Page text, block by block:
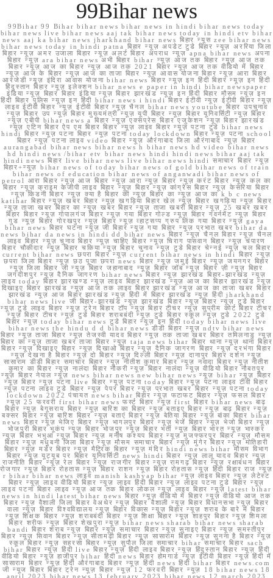
99Bihar news
99Bihar 99 Bihar bihar news bihar news in hindi bihar news today
bihar news live bihar news aaj tak bihar news today in hindi etv bihar
news aaj ka bihar news jharkhand bihar news बिहार न्यूस zee bihar news
bihar news today in hindi patna बिहार न्यूज़ अपडेट टुडे बिहार न्यूज़ अररिया जिला
बिहार न्यूज़ अमर उजाला बिहार न्यूज़ अलर्ट बिहार अपराध न्यूज़ apna bihar news अपना
बिहार न्यूज़ ara bihar news अभी बिहार bihar न्यूज़ आज तक बिहार न्यूज़ आज तक
बिहार न्यूज़ आज का बिहार न्यूज़ आज तक 2021 बिहार न्यूज़ आज तक वीडियो में बिहार
न्यूज़ आज के बिहार न्यूज़ आज का ताजा बिहार न्यूज़ आवास योजना बिहार न्यूज़ आरा बिहार
आरजेडी न्यूज़ इंदिरा आवास योजना bihar news बिहार न्यूज़ इन हिंदी बिहार न्यूज़ इन हिंदी
हिंदुस्तान बिहार न्यूज़ इलेक्शन bihar news e paper in hindi bihar newspaper
इंडिया न्यूज़ बिहार बिहार इंडिया न्यूज़ बिहार झारखंड न्यूज़ इन हिंदी बिहार मौसम न्यूज़ इन
हिंदी बिहार पुलिस न्यूज़ इन हिंदी bihar news i hindi बिहार ईटीवी न्यूज़ ईटीवी बिहार न्यूज़
लाइव ईटीवी बिहार न्यूज़ ईटीवी बिहार न्यूज़ चैनल bihar news youtube बिहार उपचुनाव
न्यूज़ बिहार उप न्यूज़ बिहार मुख्यमंत्री न्यूज़ यूपी बिहार न्यूज़ बिहार यूनिवर्सिटी न्यूज़ बिहार
न्यूज़ एबीपी bihar news a बिहार न्यूज़ एक्सप्रेस बिहार एजुकेशन न्यूज़ बिहार झारखंड
न्यूज़ एटिन बिहार ऐप एम बिहार बिहार न्यूज़ लाइव बिहार न्यूज़ पटना टुडे bihar news
hindi बिहार न्यूज़ पटना बिहार न्यूज़ पटना today lockdown बिहार न्यूज़ पटना school
बिहार न्यूज़ पटना लाइव video बिहार न्यूज़ औरंगाबाद जिला औरंगाबाद न्यूज़ बिहार
aurangabad bihar news bihar news h bihar news hd video bihar news
hd hindi news /bihar etv bihar news hindi hindi news bihar aaj tak
hindi news बिहार live bihar news live bihar news hindi समाचार बिहार न्यूज़
बिहार+न्यूज़ bihar news of today bihar news of gold bihar news of train
bihar news of education bihar news of anganwadi bihar news of
petrol आरा बिहार न्यूज़ आज बिहार न्यूज़ आरा न्यूज़ बिहार न्यूज़ करंट बिहार न्यूज़ कल का
बिहार न्यूज़ क्राइम केजीपी लाइव बिहार न्यूज़ बिहार न्यूज़ कांग्रेस बिहार न्यूज़ केसरिया बिहार
न्यूज़ किडनी बिहार न्यूज़ क्या है बिहार की न्यूज़ बिहार का न्यूज़ आज का k b c news
katihar बिहार न्यूज़ खबर बिहार न्यूज़ खगड़िया बिहार खेल न्यूज़ बिहार खगड़िया न्यूज़ बिहार
न्यूज़ ताजा खबर बिहार का न्यूज़ खबर बिहार न्यूज़ ताजा खबरी बिहार न्यूज़ 25 खबर खबर
बिहार बिहार न्यूज़ गोपालगंज बिहार न्यूज़ गया बिहार गोल्ड न्यूज़ बिहार गवर्नमेंट न्यूज़ बिहार
गुड न्यूज़ बिहार गोरखपुर न्यूज़ बिहार न्यूज़ व्हाट्सप्प ग्रुप लिंक गया बिहार न्यूज़ gaya
bihar news बिहार घटना न्यूज़ जी बिहार न्यूज़ गया बिहार न्यूज़ प्रभात खबर bihar da
news bihar da news in hindi dd bihar news बिहार न्यूज़ चैनल बिहार न्यूज़ चैनल
लाइव बिहार न्यूज़ चुनाव बिहार न्यूज़ चाहिए बिहार न्यूज़ चिराग पासवान बिहार न्यूज़ चंपारण
बिहार चौकीदार न्यूज़ बिहार चकिया न्यूज़ बिहार चुनाव न्यूज़ टुडे बिहार चेन्नई न्यूज़ चल बिहार
current bihar news छपरा बिहार न्यूज़ current bihar news in hindi बिहार न्यूज़
छपरा जिला बिहार न्यूज़ छठ पूजा छपरा news बिहार न्यूज़ जमुई बिहार न्यूज़ जयनगर बिहार
न्यूज़ जिला बिहार जी न्यूज़ बिहार जहानाबाद न्यूज़ बिहार जॉब न्यूज़ बिहार ज़ी न्यूज़ बिहार
जगदीशपुर न्यूज़ दैनिक जागरण bihar news बिहार न्यूज़ झारखंड बिहार-झारखंड न्यूज़
लाइव today बिहार झारखण्ड न्यूज़ लाइव बिहार झारखंड न्यूज़ आज का बिहार झारखंड न्यूज़
दिखाइए बिहार झारखंड न्यूज़ आज तक लाइव बिहार झारखंड न्यूज़ आज का ताजा खबर बिहार
झारखंड न्यूज़ आज बिहार झारखंड न्यूज़ हिंदी में बिहार झारखंड न्यूज़ हिंदी jharkhand
bihar news live जी बिहार-झारखंड न्यूज़ झारखंड बिहार न्यूज़ बिहार न्यूज़ टुडे बिहार
न्यूज़ टुडे लाइव बिहार न्यूज़ ट्रेन बिहार टॉप न्यूज़ बिहार टीचर न्यूज़ सुप्रीम कोर्ट बिहार टीचर
न्यूज़ बिहार टीचर न्यूज़ टुडे बिहार शराबबंदी न्यूज़ टुडे बिहार स्कूल न्यूज़ टुडे 2022 टुडे
बिहार न्यूज़ today bihar news टुडे बिहार न्यूज़ इन हिंदी today bihar news live
bihar news the hindu d d bihar news डीडी बिहार न्यूज़ ndtv bihar news
बिहार न्यूज़ ताजा बिहार न्यूज़ तेजस्वी यादव बिहार न्यूज़ तक ताजा खबर बिहार तमिलनाडु न्यूज़
बिहार का न्यूज़ ताजा खबर ताजा बिहार न्यूज़ taja news bihar बिहार थाना न्यूज़ थाना बिहार
बिहार न्यूज़ दिखाइए बिहार न्यूज़ दिखाओ बिहार न्यूज़ दैनिक जागरण बिहार न्यूज़ दरभंगा बिहार
न्यूज़ देखना है बिहार न्यूज़ दो बिहार न्यूज़ दिल्ली बिहार न्यूज़ दानापुर बिहार दर्शन न्यूज़
सासाराम डीडी बिहार समाचार बिहार न्यूज़ नीतीश कुमार बिहार न्यूज़ नवादा बिहार न्यूज़ नीतीश
कुमार का बिहार न्यूज़ नालंदा बिहार नौकरी न्यूज़ बिहार नालंदा न्यूज़ वीडियो बिहार नौबतपुर
न्यूज़ बिहार नेपाल न्यूज़ news bihar news new bihar news न्यूज़ bihar न्यूज़ बिहार
न्यूज़ बिहार न्यूज़ पटना live बिहार न्यूज़ पटना today बिहार न्यूज़ पटना लाइव टीवी बिहार
न्यूज़ पटना लाइव टुडे बिहार न्यूज़ पेपर बिहार न्यूज़ प्रभात खबर बिहार न्यूज़ पटना today
lockdown 2022 पंचायत news bihar बिहार न्यूज़ फटाफट बिहार न्यूज़ फसल बिहार
न्यूज़ 25 फरवरी first bihar news फर्स्ट बिहार न्यूज़ first बिहार bihar news बाढ़
बिहार न्यूज़ बेगूसराय बिहार न्यूज़ बारिश का बिहार न्यूज़ बताइए बिहार न्यूज़ बाढ़ बिहार न्यूज़
बक्सर बिहार न्यूज़ बारिश बिहार न्यूज़ बताएं बिहार न्यूज़ बेतिया बिहार न्यूज़ बांका बिहार bihar
news बिहार न्यूज़ भेजिए बिहार न्यूज़ भागलपुर बिहार न्यूज़ भेजें बिहार न्यूज़ भेजो बिहार न्यूज़
भोजपुरी बिहार भूकंप न्यूज़ बिहार भोजपुर न्यूज़ बिहार भर्ती न्यूज़ बिहार भारत न्यूज़ भास्कर
न्यूज़ बिहार भभुआ न्यूज़ बिहार न्यूज़ मनीष कश्यप बिहार न्यूज़ मुजफ्फरपुर बिहार न्यूज़ मौसम
बिहार न्यूज़ मधुबनी जिला बिहार न्यूज़ मौसम समाचार बिहार न्यूज़ मुंगेर बिहार न्यूज़ मोतिहारी
बिहार न्यूज़ मर्डर बिहार न्यूज़ मैट्रिक बिहार न्यूज़ मंदिर hindi news bihar मौसम विभाग
बिहार न्यूज़ यूट्यूब पर बिहार यूनिवर्सिटी news hindi बिहार न्यूज़ लालू यादव बिहार न्यूज़
राजनीति बिहार न्यूज़ रेल बिहार न्यूज़ राजगीर बिहार न्यूज़ रामगढ़ बिहार न्यूज़ रक्षाबंधन बिहार
रोजगार न्यूज़ बिहार रोहतास न्यूज़ बिहार राशन न्यूज़ बिहार रोहतास न्यूज़ हिंदी बिहार राज न्यूज़
r bihar bihar news लाइव manish kashyap bihar न्यूज़ लाइव बिहार न्यूज़ लेटेस्ट
बिहार न्यूज़ लाइव वीडियो बिहार न्यूज़ लाइव हिंदी बिहार न्यूज़ लाइव पटना टुडे बिहार न्यूज़
लाइव पटना बिहार लाइव न्यूज़ आज तक बिहार लोकल न्यूज़ लाइव बिहार न्यूज़ latest bihar
news in hindi latest bihar news बिहार न्यूज़ वीडियो में बिहार न्यूज़ वीडियो आज तक
बिहार न्यूज़ वैशाली जिला बिहार वेअथेर न्यूज़ बिहार वैशाली न्यूज़ बिहार विधानसभा न्यूज़ बिहार
वाला न्यूज़ बिहार विश्वविद्यालय न्यूज़ बिहार विकास न्यूज़ बिहार न्यूज़ शराब के बारे में बिहार
न्यूज़ शिक्षक बिहार न्यूज़ शराबबंदी बिहार न्यूज़ शिक्षा बिहार न्यूज़ शाहपुर बिहार न्यूज़ शिमला
बिहार शरीफ न्यूज़ बिहार शेखपुरा न्यूज़ bihar news sharab bihar news sharab
bandi बिहार शराब न्यूज़ बिहार न्यूज़ समाचार बिहार न्यूज़ सुनाइए बिहार न्यूज़ समस्तीपुर
बिहार न्यूज़ सिवान बिहार न्यूज़ सीतामढ़ी बिहार न्यूज़ सासाराम बिहार न्यूज़ सुनना है बिहार न्यूज़
स्कूल बिहार न्यूज़ सहरसा बिहार न्यूज़ सुपौल जिला समाचार bihar समाचार बिहार sach
bihar बिहार न्यूज़ हिंदी live बिहार न्यूज़ हिंदी लाइव बिहार न्यूज़ हिंदुस्तान बिहार न्यूज़ हिंदी
वीडियो बिहार न्यूज़ हाजीपुर bihar हिंदी news बिहार होमगार्ड न्यूज़ ईटीवी बिहार न्यूज़ हिंदी में
सासाराम बिहार न्यूज़ हिंदी औरंगाबाद बिहार न्यूज़ हिंदी news हिंदी bihar बिहार news.com
जी न्यूज बिहार बिहार ट्रेन न्यूज़ बिहार न्यूज़ 12 फरवरी बिहार न्यूज़ 18 bihar news 18
april 2023 bihar news 13 february 2023 bihar news 12 march 2023